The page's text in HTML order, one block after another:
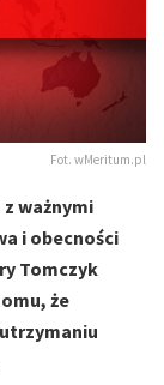
Fot. wMeritum.pl
ważnymi
i obecności
Tomczyk
że